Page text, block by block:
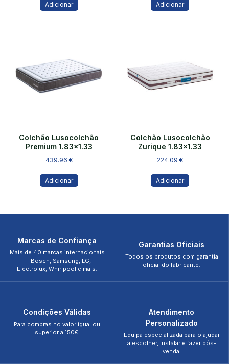
Adicionar Adicionar
Colchão Lusocolchão
Premium 1.83×1.33
439.96 €
Adicionar
Colchão Lusocolchão
Zurique 1.83×1.33
224.09€
Adicionar
Marcas de Confiança
Mais de 40 marcas internacionais
— Bosch, Samsung, LG,
Electrolux, Whirlpool e mais.
Garantias Oficiais
Todos os produtos com garantia
oficial do fabricante.
Condições Válidas
Para compras no valor igual ou
superior a 150€.
Atendimento
Personalizado
Equipa especializada para o ajudar
a escolher, instalar e fazer pós-
venda.